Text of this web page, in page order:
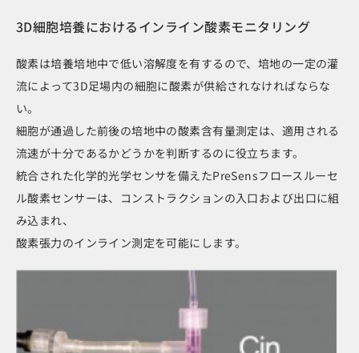
3D細胞培養におけるインライン酸素モニタリング
酸素は培養培地中で低い溶解度を有するので、培地の一定の灌
流によって3D足場内の細胞に酸素が供給されなければならな
い。
細胞が通過した前後の培地中の酸素含有量測定は、適用される
流速が十分であるかどうかを判断するのに役立ちます。
統合された化学的光学センサを備えたPreSensフロースルーセ
ル酸素センサーは、コンストラクションの入口および出口に組
み込まれ、
酸素張力のインライン測定を可能にします。